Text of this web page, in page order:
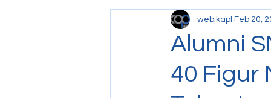
Alumni
40 Figur
webikapl Feb 20,